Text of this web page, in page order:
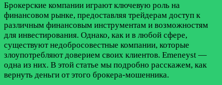
Брокерские компании играют ключевую роль на
финансовом рынке, предоставляя трейдерам доступ к
различным финансовым инструментам и возможностям
для инвестирования. Однако, как и в любой сфере,
существуют недобросовестные компании, которые
злоупотребляют доверием своих клиентов. Emeneyst —
одна из них. В этой статье мы подробно расскажем, как
вернуть деньги от этого брокера-мошенника.